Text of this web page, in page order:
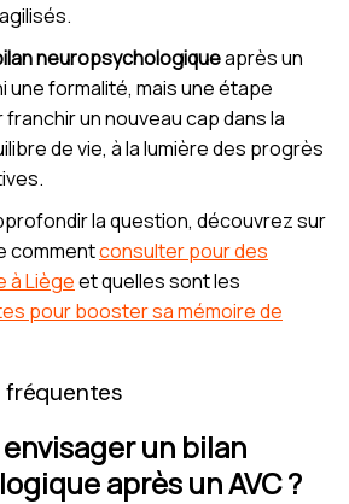
neuropsychologiqueaprès un
une formalité, mais une étape
un nouveau cap dans la
de vie, à la lumière des progrès
la question, découvrez sur
commentconsulter pour des
à Liègeet quelles sont les
pour booster sa mémoire de
fréquentes
un bilan
après un AVC ?